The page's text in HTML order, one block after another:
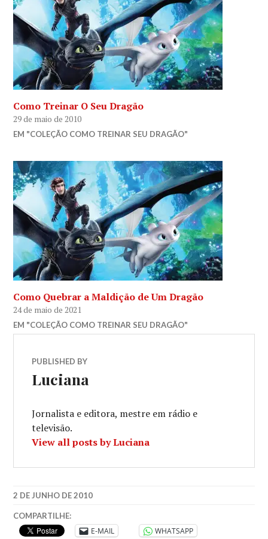
Como Treinar O Seu Dragão
29 de maio de 2010
EM "COLEÇÃO COMO TREINAR SEU DRAGÃO"
Como Quebrar a Maldição de Um Dragão
24 de maio de 2021
EM "COLEÇÃO COMO TREINAR SEU DRAGÃO"
PUBLISHED BY
Luciana
Jornalista e editora, mestre em rádio e
televisão.
View all posts by Luciana
2 DE JUNHO DE 2010
COMPARTILHE:
E-MAIL
WHATSAPP